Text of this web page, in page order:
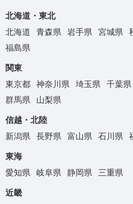
北海道・東北
北海道
青森県 岩手県 宮城県
福島県
関東
東京都
神奈川県 埼玉県 千葉県
群馬県
山梨県
信越・北陸
新潟県
長野県 富山県 石川県
東海
愛知県
岐阜県 静岡県 三重県
近畿